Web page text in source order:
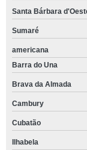
Santa Bárbara
Sumaré
americana
Barra do Una
Brava da Almada
Cambury
Cubatão
Ilhabela